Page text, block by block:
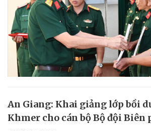
An Giang: Khai giảng lớp bồi
Khmer cho cán bộ Bộ đội Biên